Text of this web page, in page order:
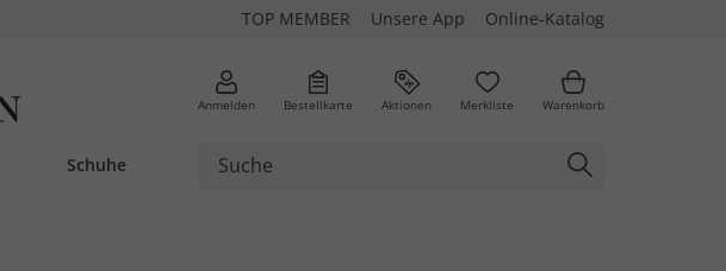
TOP MEMBER Unsere App Online-Katalog
Anmelden Bestellkarte Aktionen Merkliste Warenkorb
Schuhe